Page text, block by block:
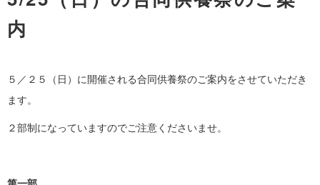
内
５／２５（日）に開催される合同供養祭のご案内をさせていただき
ます。
２部制になっていますのでご注意くださいませ。